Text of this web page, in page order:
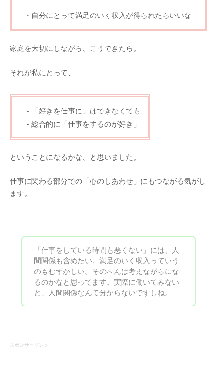
自分にとって満足のいく収入が得られたらいいな
家庭を大切にしながら、こうできたら。
それが私にとって、
「好きを仕事に」はできなくても
総合的に「仕事をするのが好き」
ということになるかな、と思いました。
仕事に関わる部分での「心のしあわせ」にもつながる気がし
ます。
「仕事をしている時間も悪くない」には、人
間関係も含めたい。満足のいく収入っていう
のもむずかしい。そのへんは考えながらにな
るのかなと思ってます。 実際に働いてみない
と、人間関係なんて分からないですしね。
スポンサーリンク